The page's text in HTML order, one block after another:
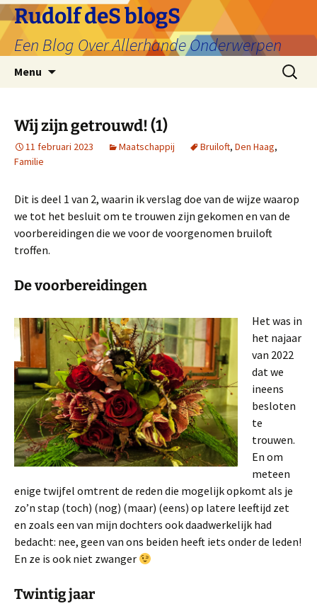
Ga
naar
de
inhoud
Rudolf deS blogS
Een Blog Over Allerhande Onderwerpen
Menu
Zoeken
naar:
Wij zijn getrouwd! (1)
11 februari 2023 Maatschappij Bruiloft, Den Haag,
Familie
Dit is deel 1 van 2, waarin ik verslag doe van de wijze waarop
we tot het besluit om te trouwen zijn gekomen en van de
voorbereidingen die we voor de voorgenomen bruiloft
troffen.
De voorbereidingen
Het was in
het najaar
van 2022
dat we
ineens
besloten
te
trouwen.
En om
meteen
enige twijfel omtrent de reden die mogelijk opkomt als je
zo’n stap (toch) (nog) (maar) (eens) op latere leeftijd zet
en zoals een van mijn dochters ook daadwerkelijk had
bedacht: nee, geen van ons beiden heeft iets onder de leden!
En ze is ook niet zwanger
Twintig jaar